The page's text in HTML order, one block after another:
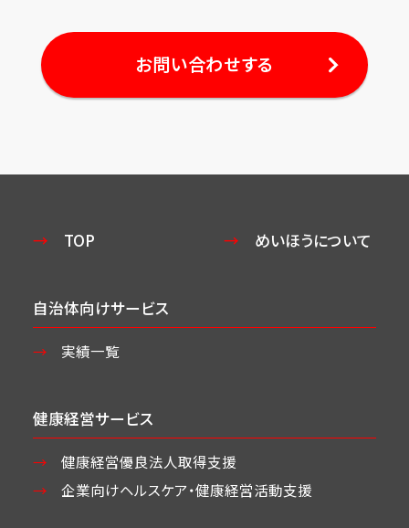
お問い合わせする
TOP めいほうについて
自治体向けサービス
実績一覧
健康経営サービス
健康経営優良法人取得支援
企業向けヘルスケア・健康経営活動支援